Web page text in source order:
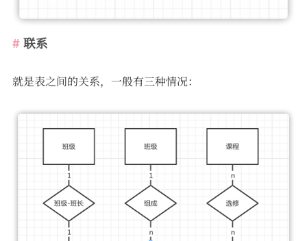
联系
就是表之间的关系，一般有三种情况：